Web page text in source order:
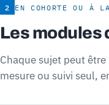
2 EN COHORTE OU À
Les modules
Chaque sujet peut
mesure ou suivi seul,